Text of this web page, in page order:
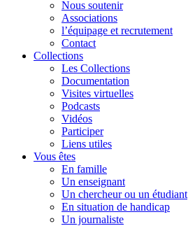
Nous soutenir
Associations
l’équipage et recrutement
Contact
Collections
Les Collections
Documentation
Visites virtuelles
Podcasts
Vidéos
Participer
Liens utiles
Vous êtes
En famille
Un enseignant
Un chercheur ou un étudiant
En situation de handicap
Un journaliste